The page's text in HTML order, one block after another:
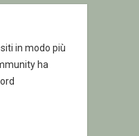
in modo più
ha